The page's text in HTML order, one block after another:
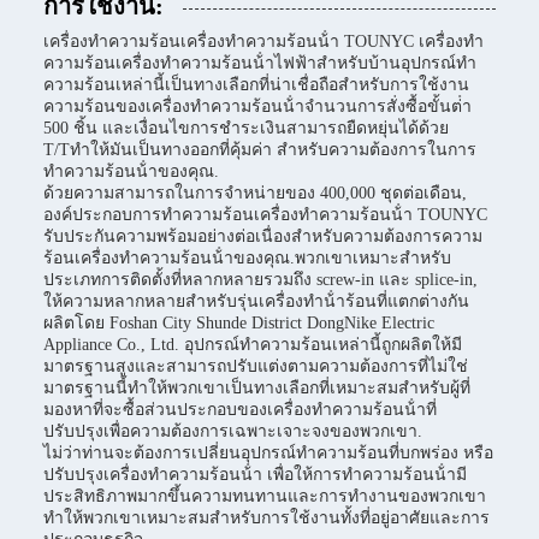
การใช้งาน:
เครื่องทําความร้อนเครื่องทําความร้อนน้ํา TOUNYC เครื่องทํา
ความร้อนเครื่องทําความร้อนน้ําไฟฟ้าสําหรับบ้านอุปกรณ์ทํา
ความร้อนเหล่านี้เป็นทางเลือกที่น่าเชื่อถือสําหรับการใช้งาน
ความร้อนของเครื่องทําความร้อนน้ําจํานวนการสั่งซื้อขั้นต่ํา
500 ชิ้น และเงื่อนไขการชําระเงินสามารถยืดหยุ่นได้ด้วย
T/Tทําให้มันเป็นทางออกที่คุ้มค่า สําหรับความต้องการในการ
ทําความร้อนน้ําของคุณ.
ด้วยความสามารถในการจําหน่ายของ 400,000 ชุดต่อเดือน,
องค์ประกอบการทําความร้อนเครื่องทําความร้อนน้ํา TOUNYC
รับประกันความพร้อมอย่างต่อเนื่องสําหรับความต้องการความ
ร้อนเครื่องทําความร้อนน้ําของคุณ.พวกเขาเหมาะสําหรับ
ประเภทการติดตั้งที่หลากหลายรวมถึง screw-in และ splice-in,
ให้ความหลากหลายสําหรับรุ่นเครื่องทําน้ําร้อนที่แตกต่างกัน
ผลิตโดย Foshan City Shunde District DongNike Electric
Appliance Co., Ltd. อุปกรณ์ทําความร้อนเหล่านี้ถูกผลิตให้มี
มาตรฐานสูงและสามารถปรับแต่งตามความต้องการที่ไม่ใช่
มาตรฐานนี้ทําให้พวกเขาเป็นทางเลือกที่เหมาะสมสําหรับผู้ที่
มองหาที่จะซื้อส่วนประกอบของเครื่องทําความร้อนน้ําที่
ปรับปรุงเพื่อความต้องการเฉพาะเจาะจงของพวกเขา.
ไม่ว่าท่านจะต้องการเปลี่ยนอุปกรณ์ทําความร้อนที่บกพร่อง หรือ
ปรับปรุงเครื่องทําความร้อนน้ํา เพื่อให้การทําความร้อนน้ํามี
ประสิทธิภาพมากขึ้นความทนทานและการทํางานของพวกเขา
ทําให้พวกเขาเหมาะสมสําหรับการใช้งานทั้งที่อยู่อาศัยและการ